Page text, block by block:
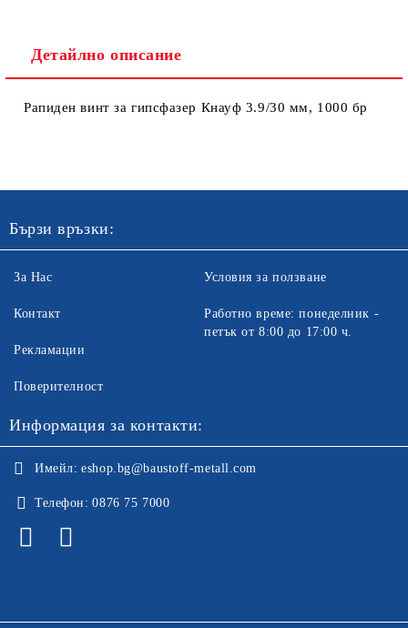
Детайлно описание
Рапиден винт за гипсфазер Кнауф 3.9/30 мм, 1000 бр
Бързи връзки:
За Нас
Контакт
Рекламации
Поверителност
Условия за ползване
Работно време: понеделник -
петък от 8:00 до 17:00 ч.
Информация за контакти:
Имейл: eshop.bg@baustoff-metall.com
Телефон: 0876 75 7000